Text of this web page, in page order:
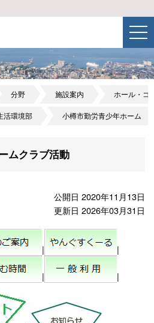
分野 施設案内 ホール・コ
活環境部 小樽市勤労青少年ホーム
ムクラブ活動
公開日 2020年11月13日
更新日 2026年03月31日
| |
| |